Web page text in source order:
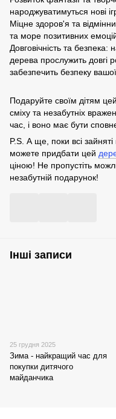
народжуватимуться нові
Міцне здоров'я та
та море позитивних
Довговічність та безпека:
дерева прослужить довгі
забезпечить безпеку
Подаруйте своїм дітям
сміху та незабутніх
час, і воно має бути
P.S. А ще, поки всі
можете придбати цей
ціною! Не пропустіть
незабутній подарунок!
Інші записи
25 грудня 2025
Зима - найкращий час для
покупки дитячого
майданчика